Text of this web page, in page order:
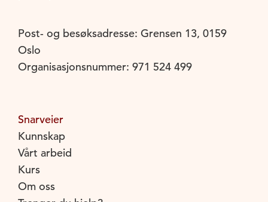
Post- og besøksadresse: Grensen 13, 0159
Oslo
Organisasjonsnummer: 971 524 499
Snarveier
Kunnskap
Vårt arbeid
Kurs
Om oss